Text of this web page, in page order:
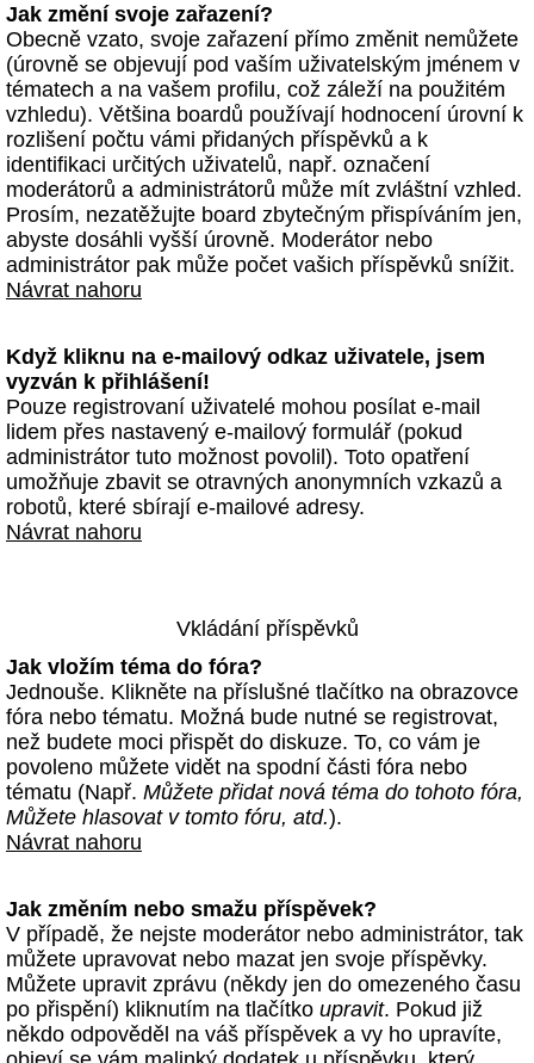
Jak změní svoje zařazení?
Obecně vzato, svoje zařazení přímo změnit nemůžete
(úrovně se objevují pod vaším uživatelským jménem v
tématech a na vašem profilu, což záleží na použitém
vzhledu). Většina boardů používají hodnocení úrovní k
rozlišení počtu vámi přidaných příspěvků a k
identifikaci určitých uživatelů, např. označení
moderátorů a administrátorů může mít zvláštní vzhled.
Prosím, nezatěžujte board zbytečným přispíváním jen,
abyste dosáhli vyšší úrovně. Moderátor nebo
administrátor pak může počet vašich příspěvků snížit.
Návrat nahoru
Když kliknu na e-mailový odkaz uživatele, jsem
vyzván k přihlášení!
Pouze registrovaní uživatelé mohou posílat e-mail
lidem přes nastavený e-mailový formulář (pokud
administrátor tuto možnost povolil). Toto opatření
umožňuje zbavit se otravných anonymních vzkazů a
robotů, které sbírají e-mailové adresy.
Návrat nahoru
Vkládání příspěvků
Jak vložím téma do fóra?
Jednouše. Klikněte na příslušné tlačítko na obrazovce
fóra nebo tématu. Možná bude nutné se registrovat,
než budete moci přispět do diskuze. To, co vám je
povoleno můžete vidět na spodní části fóra nebo
tématu (Např. Můžete přidat nová téma do tohoto fóra,
Můžete hlasovat v tomto fóru, atd.).
Návrat nahoru
Jak změním nebo smažu příspěvek?
V případě, že nejste moderátor nebo administrátor, tak
můžete upravovat nebo mazat jen svoje příspěvky.
Můžete upravit zprávu (někdy jen do omezeného času
po přispění) kliknutím na tlačítko upravit. Pokud již
někdo odpověděl na váš příspěvek a vy ho upravíte,